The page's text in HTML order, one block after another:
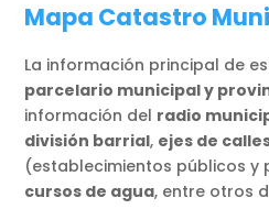
Mapa Catastro
La información principal de
parcelario municipal y
información del radio
división barrial, ejes de
(establecimientos públicos y
cursos de agua, entre otros